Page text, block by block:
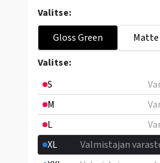
Valitse:
Gloss Green
Valitse:
S
M
L
XL
Valmistajan